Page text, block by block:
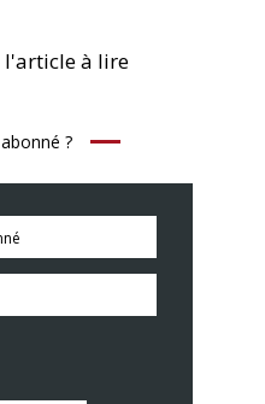
l'article à lire
?